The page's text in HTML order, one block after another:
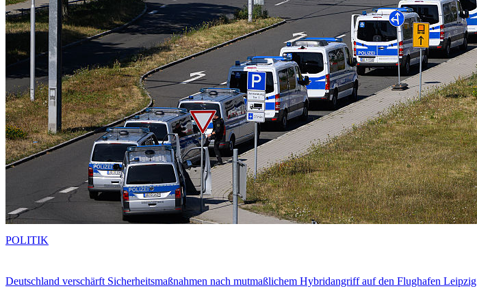
Deutschland verschärft Sicherheitsmaßnahmen nach mutmaßlichem Hybridangriff auf den Flughafen Leipzig
POLITIK